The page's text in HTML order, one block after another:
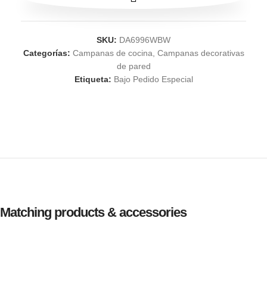
SKU: DA6996WBW
Categorías: Campanas de cocina Campanas decorativas
de pared
Etiqueta: Bajo Pedido Especial
Matching products & accessories